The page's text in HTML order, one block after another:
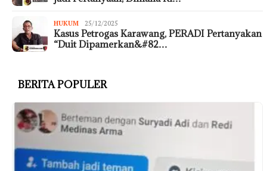
HUKUM 25/12/2025
Kasus Petrogas Karawang, PERADI Pertanyakan
“Duit Dipamerkan&#82…
BERITA POPULER